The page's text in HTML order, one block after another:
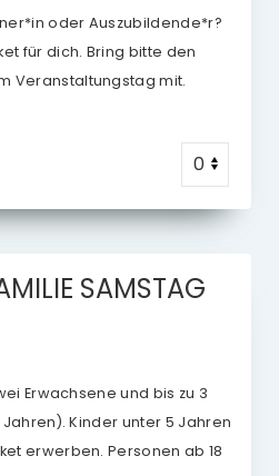
oder Auszubildende*r?
für dich. Bring bitte den
Veranstaltungstag mit.
SAMSTAG
Erwachsene und bis zu 3
Kinder unter 5 Jahren
erwerben. Personen ab 18